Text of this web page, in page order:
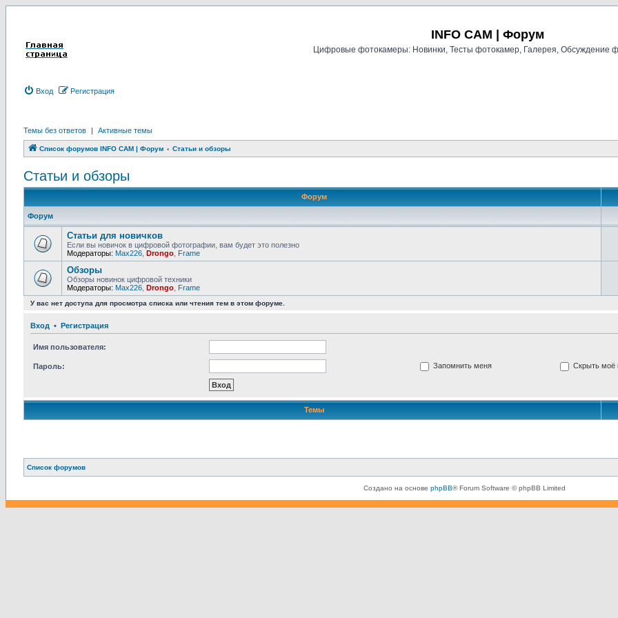
INFO CAM | Форум
Цифровые фотокамеры: Новинки, Тесты фотокамер, Галерея, Обсуждение
Вход Регистрация
Темы без ответов | Активные темы
Список форумов INFO CAM | Форум Статьи и обзоры
Статьи и обзоры
Форум
Форум
Статьи для новичков
Если вы новичок в цифровой фотографии, вам будет это полезно
Модераторы: Max226 Drongo Frame
Обзоры
Обзоры новинок цифровой техники
Модераторы: Max226 Drongo Frame
У вас нет доступа для просмотра списка или чтения тем в этом форуме.
Вход • Регистрация
Имя пользователя:
Пароль: Запомнить меня Скрыть моё
Темы
Список форумов
Связаться с
Создано на основе phpBB® Forum Software © phpBB Limited